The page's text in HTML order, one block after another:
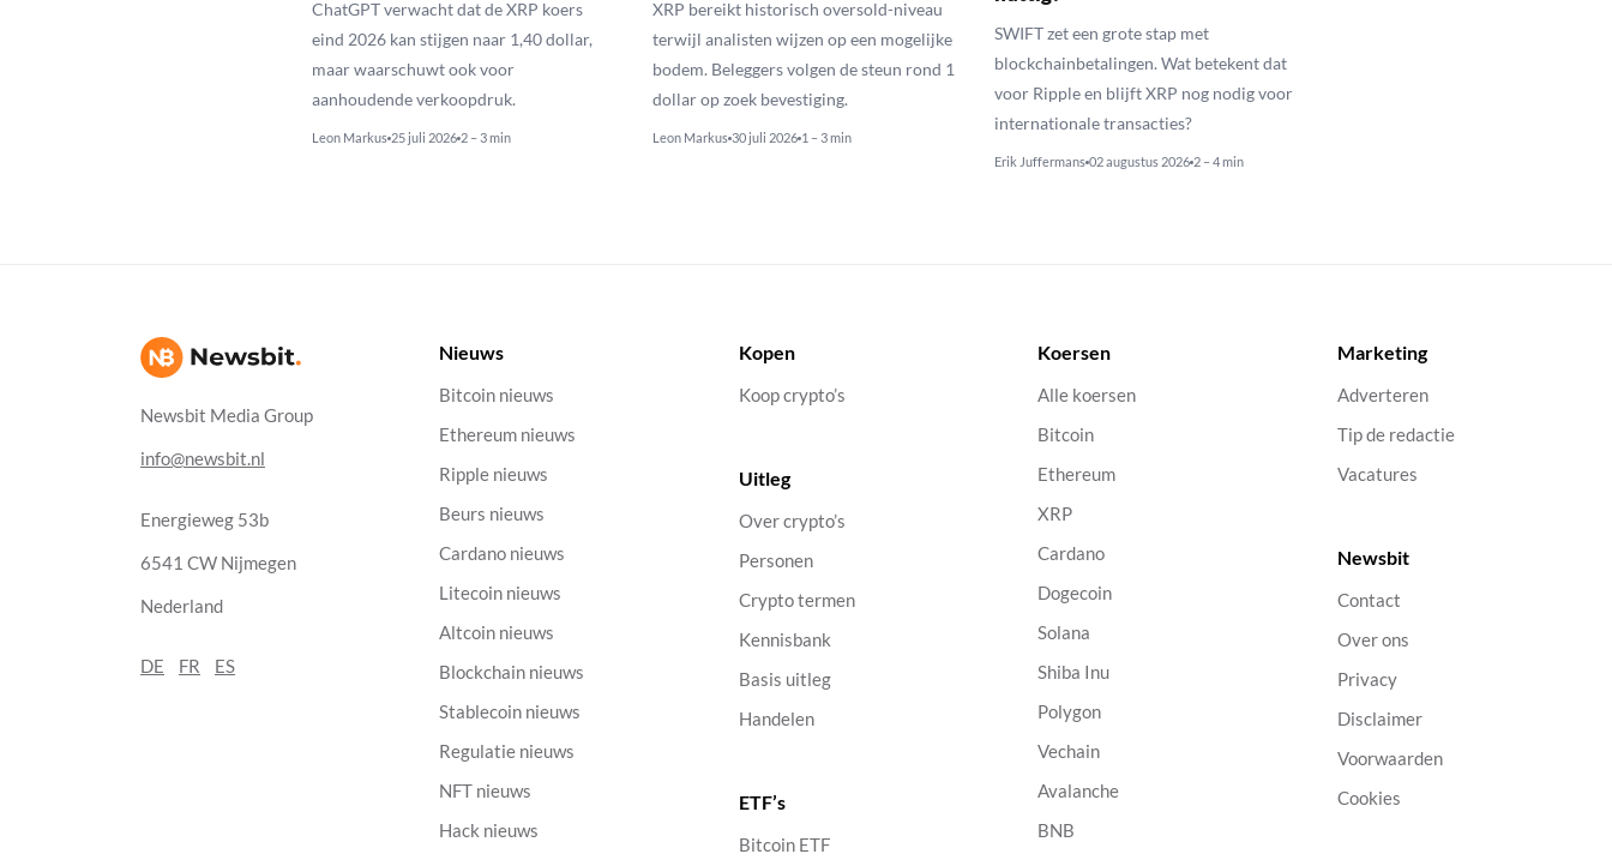
ChatGPT verwacht dat de XRP koers
eind 2026 kan stijgen naar 1,40 dollar,
maar waarschuwt ook voor
aanhoudende verkoopdruk.
Leon Markus 25 juli 2026 2 – 3 min
XRP bereikt historisch oversold-niveau
terwijl analisten wijzen op een mogelijke
bodem. Beleggers volgen de steun rond 1
dollar op zoek bevestiging.
Leon Markus 30 juli 2026 1 – 3 min
SWIFT zet een grote stap met
blockchainbetalingen. Wat betekent dat
voor Ripple en blijft XRP nog nodig voor
internationale transacties?
Erik Juffermans 02 augustus 2026 2 – 4 min
Newsbit Media Group
info@newsbit.nl
Energieweg 53b
6541 CW Nijmegen
Nederland
DE FR ES
Nieuws
Bitcoin nieuws
Ethereum nieuws
Ripple nieuws
Beurs nieuws
Cardano nieuws
Litecoin nieuws
Altcoin nieuws
Blockchain nieuws
Stablecoin nieuws
Regulatie nieuws
NFT nieuws
Hack nieuws
Kopen
Koop crypto’s
Uitleg
Over crypto’s
Personen
Crypto termen
Kennisbank
Basis uitleg
Handelen
ETF’s
Bitcoin ETF
Koersen
Alle koersen
Bitcoin
Ethereum
XRP
Cardano
Dogecoin
Solana
Shiba Inu
Polygon
Vechain
Avalanche
BNB
Marketing
Adverteren
Tip de redactie
Vacatures
Newsbit
Contact
Over ons
Privacy
Disclaimer
Voorwaarden
Cookies